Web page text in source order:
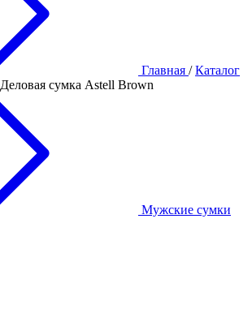
Главная / Каталог
Деловая сумка Astell Brown
Мужские сумки